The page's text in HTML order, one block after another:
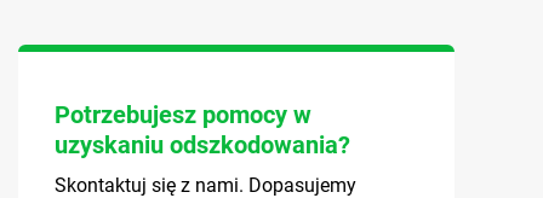
Potrzebujesz pomocy w
uzyskaniu odszkodowania?
Skontaktuj się z nami. Dopasujemy